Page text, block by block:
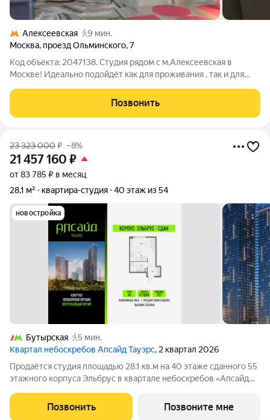
Алексеевская
9 мин.
Москва, проезд Ольминского,7
Код объекта: 2047138. Студия рядом с м.Алексеевская в
Москве! Идеально подойдёт как для проживания , так и для
торг! Описание квартиры: - в апартаменте сделан ремонт,
"заезжай и живи". -
Позвонить
23 323 000₽ –8%
21 457 160 ₽
от 83 785 ₽ в месяц
28,1 м²
квартира-студия 40 этаж из 54
новостройка
Бутырская
5 мин.
Квартал небоскребов Апсайд Тауэрс, 2 квартал 2026
Продаётся студия площадью 28.1 кв.м на 40 этаже сданного 55
этажного корпуса Эльбрус в квартале небоскребов «Апсайд
Останкино, ботанический сад. Номер квартиры Кв.4013.
«Апсайд Тауэрс» -
Позвонить Позвоните мне